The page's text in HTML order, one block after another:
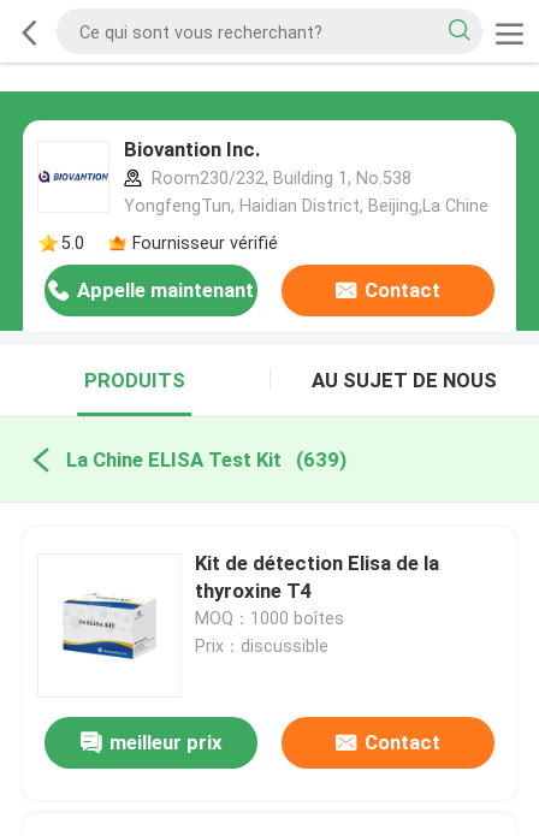
Biovantion Inc.
Room230/232, Building 1, No.538
YongfengTun, Haidian District, Beijing,La Chine
5.0
Fournisseur vérifié
Appelle maintenant Contact
PRODUITS AU SUJET DE NOUS
La Chine ELISA Test Kit (639)
Kit de détection Elisa de la
thyroxine T4
MOQ：1000 boîtes
Prix：discussible
meilleur prix Contact